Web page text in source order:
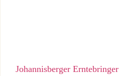
Johannisberger Erntebringer